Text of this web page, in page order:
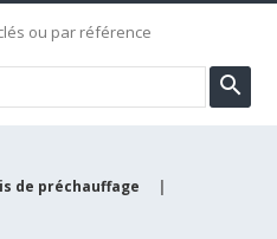
ou par référence
de préchauffage
|